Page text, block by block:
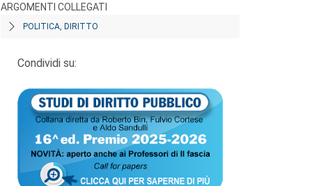
ARGOMENTI COLLEGATI
POLITICA, DIRITTO
Condividi su: